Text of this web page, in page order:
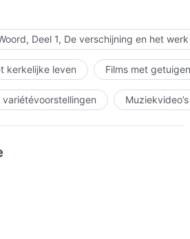
Deel 1, De verschijning en het
kerkelijke leven Films met
variétévoorstellingen Muziekvideo’s